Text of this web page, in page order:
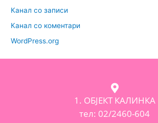
Канал со записи
Канал со коментари
WordPress.org
1. ОБЈЕКТ КАЛИНКА
тел: 02/2460-604